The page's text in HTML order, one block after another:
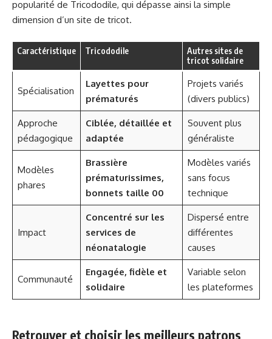
popularité de Tricododile, qui dépasse ainsi la simple
dimension d’un site de tricot.
Caractéristique Tricododile
Autres sites de
tricot solidaire
Spécialisation
Layettes pour
prématurés
Projets variés
(divers publics)
Approche
pédagogique
Ciblée, détaillée et
adaptée
Souvent plus
généraliste
Modèles
phares
Brassière
prématurissimes,
bonnets taille 00
Modèles variés
sans focus
technique
Impact
Concentré sur les
services de
néonatalogie
Dispersé entre
différentes
causes
Communauté
Engagée, fidèle et
solidaire
Variable selon
les plateformes
Retrouver et choisir les meilleurs patrons